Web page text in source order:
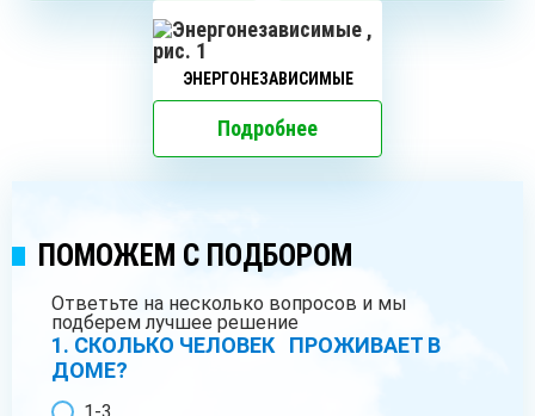
ЭНЕРГОНЕЗАВИСИМЫЕ
Подробнее
ПОМОЖЕМ С ПОДБОРОМ
Ответьте на несколько вопросов и мы
подберем лучшее решение
1. СКОЛЬКО ЧЕЛОВЕК ПРОЖИВАЕТ В
ДОМЕ?
1-3